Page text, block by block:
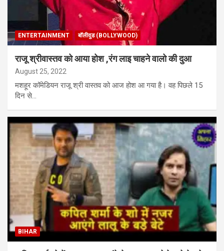
ENTERTAINMENT बॉलीवुड (BOLLYWOOD)
राजू श्रीवास्तव को आया होश ,रंग लाइ चाहने वालो की दुआ
August 25, 2022
मशहूर कॉमेडियन राजू श्री वास्तव को आज होश आ गया है। वह पिछले 15
दिन से…
BIHAR